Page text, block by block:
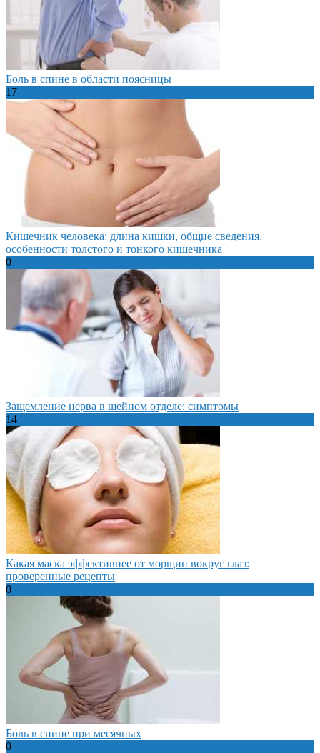
Боль в спине в области поясницы
17
Кишечник человека: длина кишки, общие сведения,
особенности толстого и тонкого кишечника
0
Защемление нерва в шейном отделе: симптомы
14
Какая маска эффективнее от морщин вокруг глаз:
проверенные рецепты
0
Боль в спине при месячных
0